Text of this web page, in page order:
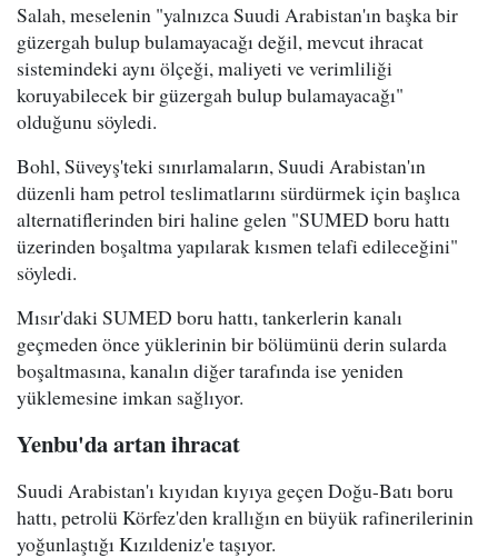
Salah, meselenin "yalnızca Suudi Arabistan'ın başka bir
güzergah bulup bulamayacağı değil, mevcut ihracat
sistemindeki aynı ölçeği, maliyeti ve verimliliği
koruyabilecek bir güzergah bulup bulamayacağı"
olduğunu söyledi.
Bohl, Süveyş'teki sınırlamaların, Suudi Arabistan'ın
düzenli ham petrol teslimatlarını sürdürmek için başlıca
alternatiflerinden biri haline gelen "SUMED boru hattı
üzerinden boşaltma yapılarak kısmen telafi edileceğini"
söyledi.
Mısır'daki SUMED boru hattı, tankerlerin kanalı
geçmeden önce yüklerinin bir bölümünü derin sularda
boşaltmasına, kanalın diğer tarafında ise yeniden
yüklemesine imkan sağlıyor.
Yenbu'da artan ihracat
Suudi Arabistan'ı kıyıdan kıyıya geçen Doğu-Batı boru
hattı, petrolü Körfez'den krallığın en büyük rafinerilerinin
yoğunlaştığı Kızıldeniz'e taşıyor.